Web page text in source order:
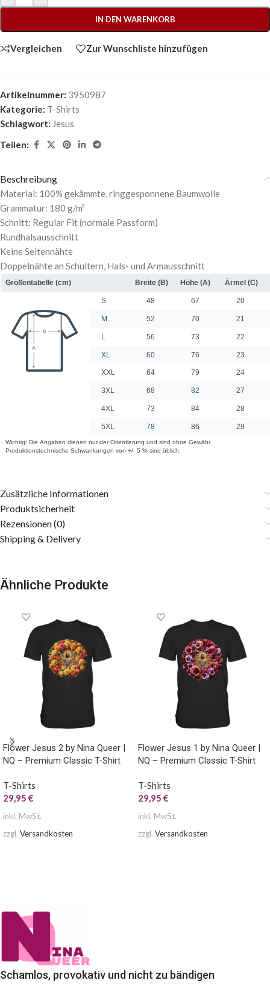
IN DEN WARENKORB
Vergleichen Zur Wunschliste hinzufügen
Artikelnummer: 3950987
Kategorie: T-Shirts
Schlagwort: Jesus
Teilen:
Beschreibung
Material: 100% gekämmte, ringgesponnene Baumwolle
Grammatur: 180 g/m²
Schnitt: Regular Fit (normale Passform)
Rundhalsausschnitt
Keine Seitennähte
Doppelnähte an Schultern, Hals- und Armausschnitt
Zusätzliche Informationen
Produktsicherheit
Rezensionen (0)
Shipping & Delivery
Ähnliche Produkte
Flower Jesus 2 by Nina Queer |
NQ – Premium Classic T-Shirt
T-Shirts
29,95 €
inkl. MwSt.
zzgl. Versandkosten
Flower Jesus 1 by Nina Queer |
NQ – Premium Classic T-Shirt
T-Shirts
29,95 €
inkl. MwSt.
zzgl. Versandkosten
Schamlos, provokativ und nicht zu bändigen